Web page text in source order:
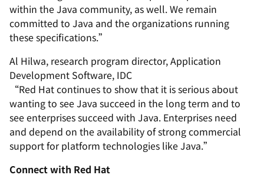
within the Java community, as well. We remain
committed to Java and the organizations running
these specifications.”
Al Hilwa, research program director, Application
Development Software, IDC
“Red Hat continues to show that it is serious about
wanting to see Java succeed in the long term and to
see enterprises succeed with Java. Enterprises need
and depend on the availability of strong commercial
support for platform technologies like Java.”
Connect with Red Hat